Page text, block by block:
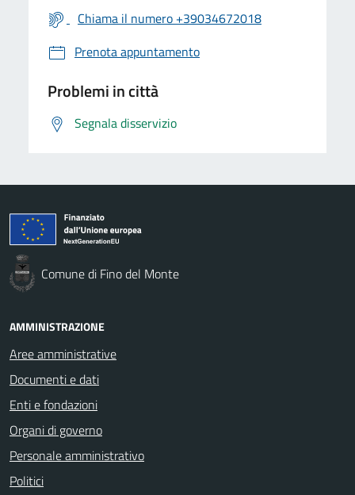
Chiama il numero +39034672018
Prenota appuntamento
Problemi in città
Segnala disservizio
Comune di Fino del Monte
AMMINISTRAZIONE
Aree amministrative
Documenti e dati
Enti e fondazioni
Organi di governo
Personale amministrativo
Politici